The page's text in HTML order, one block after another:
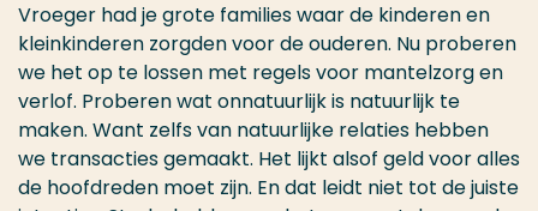
Vroeger had je grote families waar de kinderen en
kleinkinderen zorgden voor de ouderen. Nu proberen
we het op te lossen met regels voor mantelzorg en
verlof. Proberen wat onnatuurlijk is natuurlijk te
maken. Want zelfs van natuurlijke relaties hebben
we transacties gemaakt. Het lijkt alsof geld voor alles
de hoofdreden moet zijn. En dat leidt niet tot de juiste